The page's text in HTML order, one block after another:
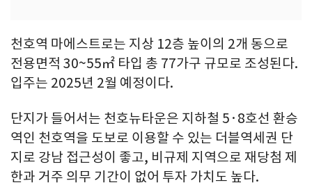
천호역 마에스트로는 지상 12층 높이의 2개 동으로
전용면적 30~55㎡ 타입 총 77가구 규모로 조성된다.
입주는 2025년 2월 예정이다.
단지가 들어서는 천호뉴타운은 지하철 5·8호선 환승
역인 천호역을 도보로 이용할 수 있는 더블역세권 단
지로 강남 접근성이 좋고, 비규제 지역으로 재당첨 제
한과 거주 의무 기간이 없어 투자 가치도 높다.